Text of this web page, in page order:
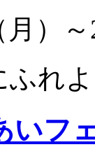
月）
ふれ
いフ